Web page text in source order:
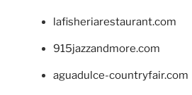
lafisheriarestaurant.com
915jazzandmore.com
aguadulce-countryfair.com